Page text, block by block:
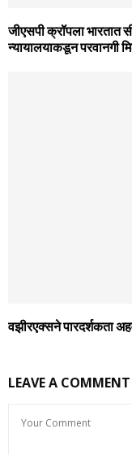
जीएसपी क्रॉपला भारतात
न्यायालयाकडून परवानगी
वझीरएक्सने पारदर्शकता
LEAVE A COMMENT